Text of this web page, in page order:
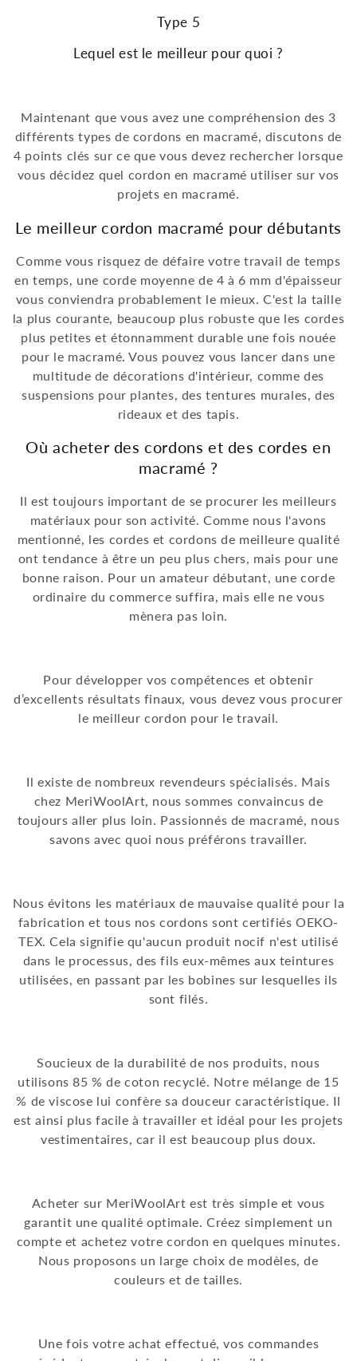
Type 5
Lequel est le meilleur pour quoi ?
Maintenant que vous avez une compréhension des 3
différents types de cordons en macramé, discutons de
4 points clés sur ce que vous devez rechercher lorsque
vous décidez quel cordon en macramé utiliser sur vos
projets en macramé.
Le meilleur cordon macramé pour débutants
Comme vous risquez de défaire votre travail de temps
en temps, une corde moyenne de 4 à 6 mm d'épaisseur
vous conviendra probablement le mieux. C'est la taille
la plus courante, beaucoup plus robuste que les cordes
plus petites et étonnamment durable une fois nouée
pour le macramé. Vous pouvez vous lancer dans une
multitude de décorations d'intérieur, comme des
suspensions pour plantes, des tentures murales, des
rideaux et des tapis.
Où acheter des cordons et des cordes en
macramé ?
Il est toujours important de se procurer les meilleurs
matériaux pour son activité. Comme nous l'avons
mentionné, les cordes et cordons de meilleure qualité
ont tendance à être un peu plus chers, mais pour une
bonne raison. Pour un amateur débutant, une corde
ordinaire du commerce suffira, mais elle ne vous
mènera pas loin.
Pour développer vos compétences et obtenir
d’excellents résultats finaux, vous devez vous procurer
le meilleur cordon pour le travail.
Il existe de nombreux revendeurs spécialisés. Mais
chez MeriWoolArt, nous sommes convaincus de
toujours aller plus loin. Passionnés de macramé, nous
savons avec quoi nous préférons travailler.
Nous évitons les matériaux de mauvaise qualité pour la
fabrication et tous nos cordons sont certifiés OEKO-
TEX. Cela signifie qu'aucun produit nocif n'est utilisé
dans le processus, des fils eux-mêmes aux teintures
utilisées, en passant par les bobines sur lesquelles ils
sont filés.
Soucieux de la durabilité de nos produits, nous
utilisons 85 % de coton recyclé. Notre mélange de 15
% de viscose lui confère sa douceur caractéristique. Il
est ainsi plus facile à travailler et idéal pour les projets
vestimentaires, car il est beaucoup plus doux.
Acheter sur MeriWoolArt est très simple et vous
garantit une qualité optimale. Créez simplement un
compte et achetez votre cordon en quelques minutes.
Nous proposons un large choix de modèles, de
couleurs et de tailles.
Une fois votre achat effectué, vos commandes